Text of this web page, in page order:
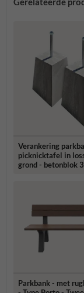
Verankering
picknicktafel in
grond - betonblok
Parkbank - met